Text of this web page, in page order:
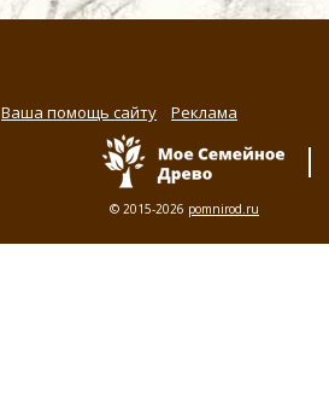
Ваша помощь сайту Реклама
© 2015-2026 pomnirod.ru